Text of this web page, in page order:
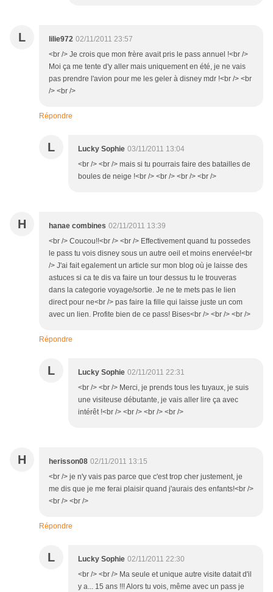
L lilie972 02/11/2011 23:57
<br /> Je crois que mon frère avait pris le pass annuel !<br />
Moi ça me tente d'y aller mais uniquement en été, je ne vais
pas prendre l'avion pour me les geler à disney mdr !<br /> <br
/> <br />
Répondre
L Lucky Sophie 03/11/2011 13:04
<br /> <br /> mais si tu pourrais faire des batailles de
boules de neige !<br /> <br /> <br /> <br />
H hanae combines 02/11/2011 13:39
<br /> Coucou!!<br /> <br /> Effectivement quand tu possedes
le pass tu vois disney sous un autre oeil et moins enervée!<br
/> J'ai fait egalement un article sur mon blog où je laisse des
astuces si ca te dis va faire un tour dessus tu le trouveras
dans la categorie voyage/sortie. Je ne te mets pas le lien
direct pour ne<br /> pas faire la fille qui laisse juste un com
avec un lien. Profite bien de ce pass! Bises<br /> <br /> <br />
Répondre
L Lucky Sophie 02/11/2011 22:31
<br /> <br /> Merci, je prends tous les tuyaux, je suis
une visiteuse débutante, je vais aller lire ça avec
intérêt !<br /> <br /> <br /> <br />
H herisson08 02/11/2011 13:15
<br /> je n'y vais pas parce que c'est trop cher justement, je
me dis que je me ferai plaisir quand j'aurais des enfants!<br />
<br /> <br />
Répondre
L Lucky Sophie 02/11/2011 22:30
<br /> <br /> Ma seule et unique autre visite datait d'il
y a... 15 ans !!! Alors tu vois, même avec un pass je